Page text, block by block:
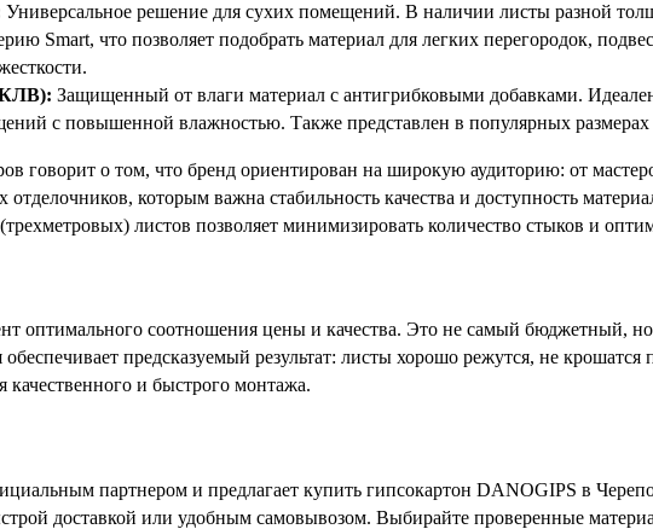
Универсальное решение для сухих помещений. В наличии листы разной
Smart, что позволяет подобрать материал для легких перегородок,
Защищенный от влаги материал с антигрибковыми добавками.
с повышенной влажностью. Также представлен в популярных
говорит о том, что бренд ориентирован на широкую аудиторию: от
которым важна стабильность качества и доступность
листов позволяет минимизировать количество стыков и
оптимального соотношения цены и качества. Это не самый бюджетный,
обеспечивает предсказуемый результат: листы хорошо режутся, не
и быстрого монтажа.
партнером и предлагает купить гипсокартон DANOGIPS в
доставкой или удобным самовывозом. Выбирайте проверенные